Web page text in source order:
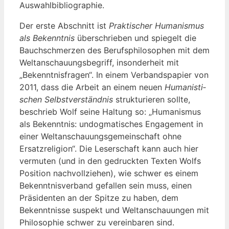
Auswahlbibliographie.
Der ers­te Abschnitt ist Prak­ti­scher Huma­nis­mus
als Bekennt­nis über­schrie­ben und spie­gelt die
Bauch­schmer­zen des Berufs­phi­lo­so­phen mit dem
Welt­an­schau­ungs­be­griff, inson­der­heit mit
„Bekennt­nis­fra­gen“. In einem Ver­bands­pa­pier von
2011, dass die Arbeit an einem neu­en Huma­nis­ti­
schen Selbst­ver­ständ­nis struk­tu­rie­ren soll­te,
beschrieb Wolf sei­ne Hal­tung so: „Huma­nis­mus
als Bekennt­nis: undog­ma­ti­sches Enga­ge­ment in
einer Welt­an­schau­ungs­ge­mein­schaft ohne
Ersatz­re­li­gi­on“. Die Leser­schaft kann auch hier
ver­mu­ten (und in den gedruck­ten Tex­ten Wolfs
Posi­ti­on nach­voll­zie­hen), wie schwer es einem
Bekennt­nis­ver­band gefal­len sein muss, einen
Prä­si­den­ten an der Spit­ze zu haben, dem
Bekennt­nis­se suspekt und Welt­an­schau­un­gen mit
Phi­lo­so­phie schwer zu ver­ein­ba­ren sind.